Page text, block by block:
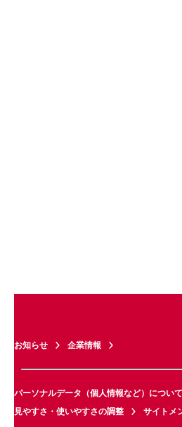
お知らせ 企業情報
パーソナルデータ（個人情報など）について
見やすさ・使いやすさの調整
サイトメ